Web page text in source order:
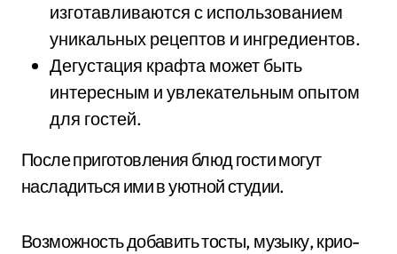
изготавливаются с использованием
уникальных рецептов и ингредиентов.
Дегустация крафта может быть
интересным и увлекательным опытом
для гостей.
После приготовления блюд гости могут
насладиться ими в уютной студии.
Возможность добавить тосты, музыку, крио-